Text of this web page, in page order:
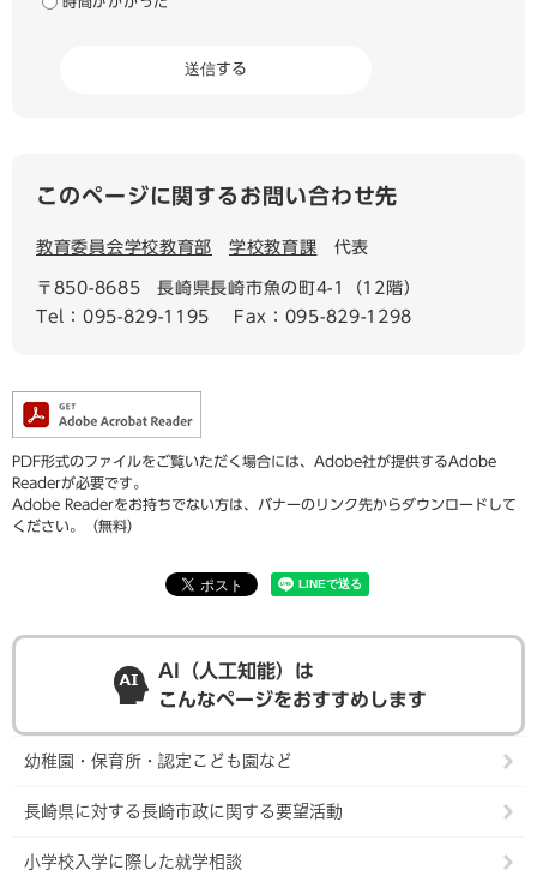
このページに関するお問い合わせ先
教育委員会学校教育部 学校教育課 代表
〒850-8685
長崎県長崎市魚の町4-1（12階）
Tel：095-829-1195
Fax：095-829-1298
PDF形式のファイルをご覧いただく場合には、Adobe社が提供するAdobe
Readerが必要です。
Adobe Readerをお持ちでない方は、バナーのリンク先からダウンロードして
ください。（無料）
AI（人工知能）は
こんなページをおすすめします
幼稚園・保育所・認定こども園など
長崎県に対する長崎市政に関する要望活動
小学校入学に際した就学相談